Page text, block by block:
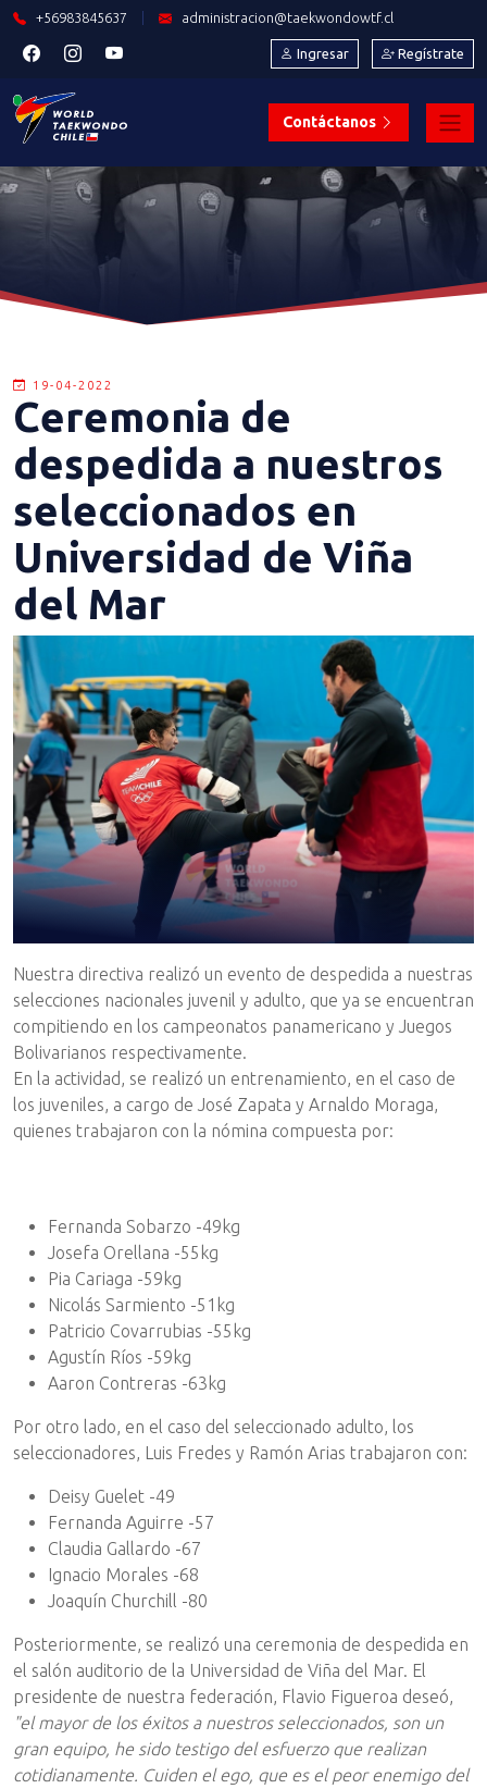
19-04-2022
Ceremonia de
despedida a nuestros
seleccionados en
Universidad de Viña
del Mar
Nuestra directiva realizó un evento de despedida a nuestras
selecciones nacionales juvenil y adulto, que ya se encuentran
compitiendo en los campeonatos panamericano y Juegos
Bolivarianos respectivamente.
En la actividad, se realizó un entrenamiento, en el caso de
los juveniles, a cargo de José Zapata y Arnaldo Moraga,
quienes trabajaron con la nómina compuesta por:
Fernanda Sobarzo -49kg
Josefa Orellana -55kg
Pia Cariaga -59kg
Nicolás Sarmiento -51kg
Patricio Covarrubias -55kg
Agustín Ríos -59kg
Aaron Contreras -63kg
Por otro lado, en el caso del seleccionado adulto, los
seleccionadores, Luis Fredes y Ramón Arias trabajaron con:
Deisy Guelet -49
Fernanda Aguirre -57
Claudia Gallardo -67
Ignacio Morales -68
Joaquín Churchill -80
Posteriormente, se realizó una ceremonia de despedida en
el salón auditorio de la Universidad de Viña del Mar. El
presidente de nuestra federación, Flavio Figueroa deseó,
"el mayor de los éxitos a nuestros seleccionados, son un
gran equipo, he sido testigo del esfuerzo que realizan
cotidianamente. Cuiden el ego, que es el peor enemigo del
+56983845637 administracion@taekwondowtf.cl
Ingresar Regístrate
Contáctanos